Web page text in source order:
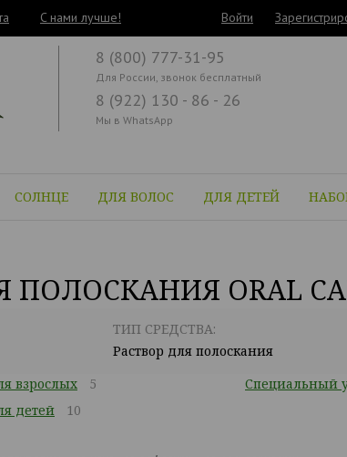
C нами лучше! Войти
СОЛНЦЕ ДЛЯ ВОЛОС ДЛЯ ДЕТЕЙ
8 (800) 777-31-95
Для России, звонок бесплатный
8 (922) 130 - 86 - 26
Мы в WhatsApp
ПОЛОСКАНИЯ ORAL
ТИП СРЕДСТВА:
Раствор для полоскания
взрослых
5
детей
10
Специальный